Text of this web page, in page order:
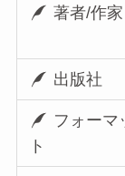
著者/作家
出版社
フォーマ
ト